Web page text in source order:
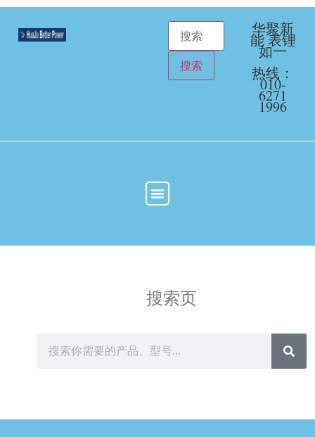
华聚新
能 表锂
如一
热线：
010-
6271
1996
搜索页